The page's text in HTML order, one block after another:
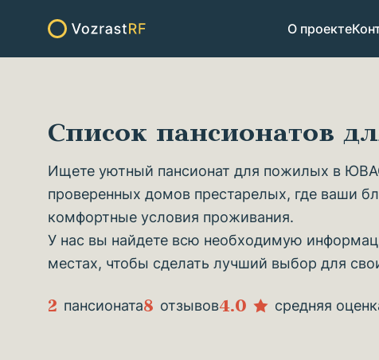
О проекте
Список пансионатов
Ищете уютный пансионат для пожилых в
проверенных домов престарелых, где ваши
комфортные условия проживания.
У нас вы найдете всю необходимую
местах, чтобы сделать лучший выбор для
2 пансионата8 отзывов4.0 средняя